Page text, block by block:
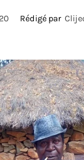
Rédigé par